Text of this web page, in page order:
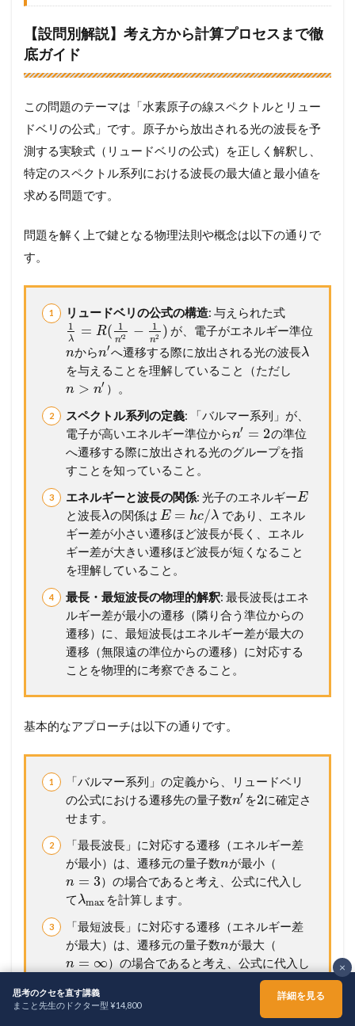
【設問別解説】考え方から計算プロセスまで徹
底ガイド
この問題のテーマは「水素原子の線スペクトルとリュー
ドベリの公式」です。原子から放出される光の波長を予
測する実験式（リュードベリの公式）を正しく解釈し、
特定のスペクトル系列における波長の最大値と最小値を
求める問題です。
問題を解く上で鍵となる物理法則や概念は以下の通りで
す。
リュードベリの公式の構造: 与えられた式
1
λ = R( 1
n′2 − 1
n2 ) が、電子がエネルギー準位
nからn′へ遷移する際に放出される光の波長λ
を与えることを理解していること（ただし
n > n′ ）。
スペクトル系列の定義: 「バルマー系列」が、
電子が高いエネルギー準位からn′ = 2の準位
へ遷移する際に放出される光のグループを指
すことを知っていること。
エネルギーと波長の関係: 光子のエネルギーE
と波長λの関係は E = hc/λ であり、エネル
ギー差が小さい遷移ほど波長が長く、エネル
ギー差が大きい遷移ほど波長が短くなること
を理解していること。
最長・最短波長の物理的解釈: 最長波長はエネ
ルギー差が最小の遷移（隣り合う準位からの
遷移）に、最短波長はエネルギー差が最大の
遷移（無限遠の準位からの遷移）に対応する
ことを物理的に考察できること。
基本的なアプローチは以下の通りです。
「バルマー系列」の定義から、リュードベリ
の公式における遷移先の量子数n′ を2に確定さ
せます。
「最長波長」に対応する遷移（エネルギー差
が最小）は、遷移元の量子数nが最小（
n = 3）の場合であると考え、公式に代入し
てλmax を計算します。
「最短波長」に対応する遷移（エネルギー差
が最大）は、遷移元の量子数nが最大（
n = ∞）の場合であると考え、公式に代入し
×
思考のクセを直す講義
まこと先生のドクター型 ¥14,800
詳細を見る